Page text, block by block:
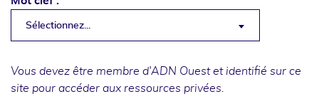
Sélectionnez...
Vous devez être membre d'ADN Ouest et identifié sur ce
site pour accéder aux ressources privées.